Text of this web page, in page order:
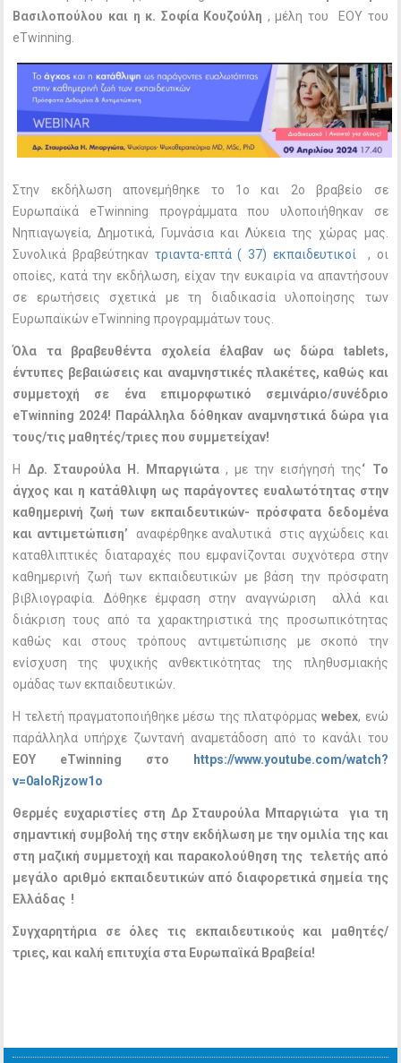
Βασιλοπούλου και η κ. Σοφία Κουζούλη , μέλη του ΕΟΥ του
eTwinning.
Στην εκδήλωση απονεμήθηκε το 1ο και 2ο βραβείο σε
Ευρωπαϊκά eTwinning προγράμματα που υλοποιήθηκαν σε
Νηπιαγωγεία, Δημοτικά, Γυμνάσια και Λύκεια της χώρας μας.
Συνολικά βραβεύτηκαν τριαντα-επτά ( 37) εκπαιδευτικοί , οι
οποίες, κατά την εκδήλωση, είχαν την ευκαιρία να απαντήσουν
σε ερωτήσεις σχετικά με τη διαδικασία υλοποίησης των
Ευρωπαϊκών eTwinning προγραμμάτων τους.
Όλα τα βραβευθέντα σχολεία έλαβαν ως δώρα tablets,
έντυπες βεβαιώσεις και αναμνηστικές πλακέτες, καθώς και
συμμετοχή σε ένα επιμορφωτικό σεμινάριο/συνέδριο
eTwinning 2024! Παράλληλα δόθηκαν αναμνηστικά δώρα για
τους/τις μαθητές/τριες που συμμετείχαν!
H Δρ. Σταυρούλα Η. Μπαργιώτα, με την εισήγησή της‘ Το
άγχος και η κατάθλιψη ως παράγοντες ευαλωτότητας στην
καθημερινή ζωή των εκπαιδευτικών- πρόσφατα δεδομένα
και αντιμετώπιση’ αναφέρθηκε αναλυτικά στις αγχώδεις και
καταθλιπτικές διαταραχές που εμφανίζονται συχνότερα στην
καθημερινή ζωή των εκπαιδευτικών με βάση την πρόσφατη
βιβλιογραφία. Δόθηκε έμφαση στην αναγνώριση αλλά και
διάκριση τους από τα χαρακτηριστικά της προσωπικότητας
καθώς και στους τρόπους αντιμετώπισης με σκοπό την
ενίσχυση της ψυχικής ανθεκτικότητας της πληθυσμιακής
ομάδας των εκπαιδευτικών.
Η τελετή πραγματοποιήθηκε μέσω της πλατφόρμαςwebex, ενώ
παράλληλα υπήρχε ζωντανή αναμετάδοση από το κανάλι του
EOY eTwinning στο
https://www.youtube.com/watch?
v=0aIoRjzow1o
Θερμές ευχαριστίες στη Δρ Σταυρούλα Μπαργιώτα για τη
σημαντική συμβολή της στην εκδήλωση με την ομιλία της και
στη μαζική συμμετοχή και παρακολούθηση της τελετής από
μεγάλο αριθμό εκπαιδευτικών από διαφορετικά σημεία της
Ελλάδας !
Συγχαρητήρια σε όλες τις εκπαιδευτικούς και μαθητές/
τριες, και καλή επιτυχία στα Ευρωπαϊκά Βραβεία!